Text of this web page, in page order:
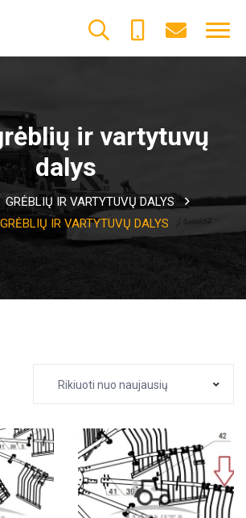
+370
ir vartytuvų
dalys
GRĖBLIŲ IR VARTYTUVŲ DALYS
IR VARTYTUVŲ DALYS
Rikiuoti nuo naujausių